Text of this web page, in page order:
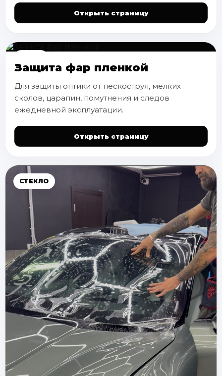
Открыть страницу
Защита фар пленкой
Для защиты оптики от пескоструя, мелких
сколов, царапин, помутнения и следов
ежедневной эксплуатации.
Открыть страницу
СТЕКЛО